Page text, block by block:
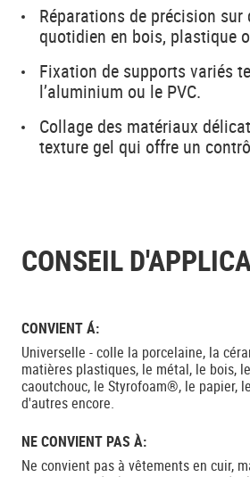
Réparations de précision sur
quotidien en bois, plastique
Fixation de supports variés
l’aluminium ou le PVC.
Collage des matériaux
texture gel qui offre un
CONSEIL
CONVIENT Á:
Universelle - colle la porcelaine, la
matières plastiques, le métal, le bois,
caoutchouc, le Styrofoam®, le papier,
d'autres encore.
NE CONVIENT PAS À:
Ne convient pas à vêtements en cuir,